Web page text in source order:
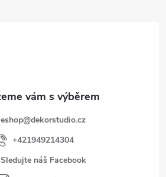
eshop@dekorstudio.cz
+421949214304
Sledujte náš Facebook